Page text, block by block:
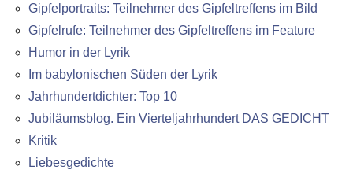
Gipfelportraits: Teilnehmer des Gipfeltreffens im Bild
Gipfelrufe: Teilnehmer des Gipfeltreffens im Feature
Humor in der Lyrik
Im babylonischen Süden der Lyrik
Jahrhundertdichter: Top 10
Jubiläumsblog. Ein Vierteljahrhundert DAS GEDICHT
Kritik
Liebesgedichte